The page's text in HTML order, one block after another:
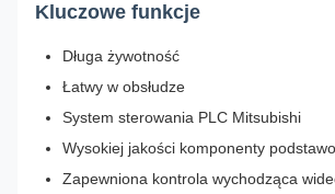
Kluczowe funkcje
Długa żywotność
Łatwy w obsłudze
System sterowania PLC Mitsubishi
Wysokiej jakości komponenty
Zapewniona kontrola wychodząca